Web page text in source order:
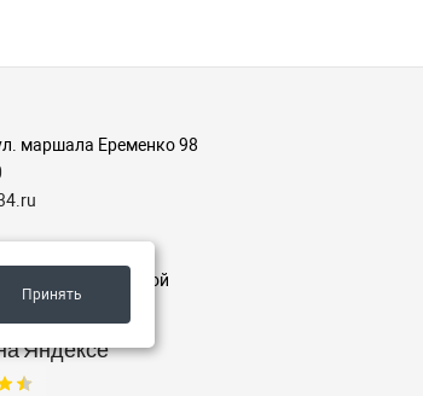
маршала Еременко 98
Сб-Вс выходной
Яндексе
Принять